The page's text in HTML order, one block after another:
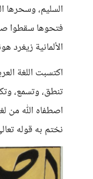
السليم، وسحرها
فتحوها سقطوا
الألمانية زيغرد
اكتسبت اللغة
تنطق، وتسمع،
اصطفاه اللّٰه من
نختم به قوله